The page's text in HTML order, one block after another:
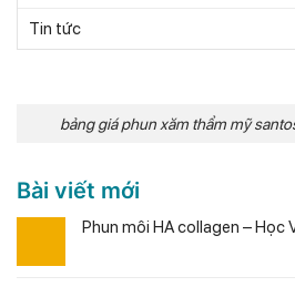
Tin tức
bảng giá phun xăm thẩm mỹ
Bài viết mới
Phun môi HA collagen – Học